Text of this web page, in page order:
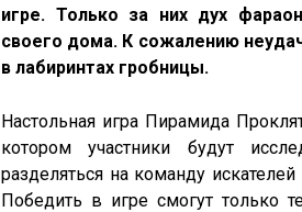
игре. Только за них дух
своего дома. К сожалению
в лабиринтах гробницы.
Настольная игра Пирамида
котором участники будут
разделяться на команду
Победить в игре смогут только